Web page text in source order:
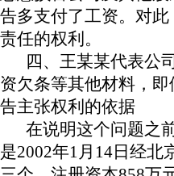
告多支付了工资。对
责任的权利。
四、王某某代表公
资欠条等其他材料，
告主张权利的依据
在说明这个问题之
是2002年1月 14日 经北